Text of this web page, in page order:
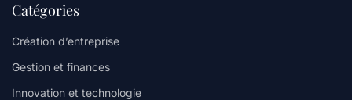
Catégories
Création d’entreprise
Gestion et finances
Innovation et technologie